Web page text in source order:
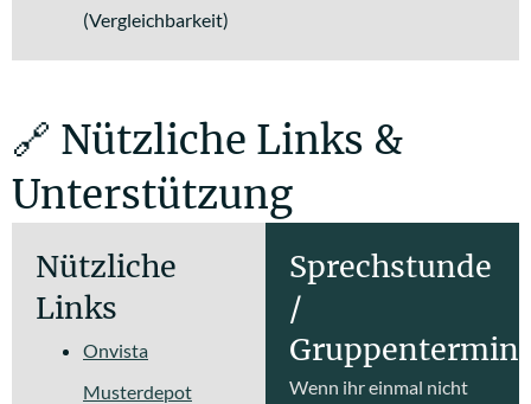
(Vergleichbarkeit)
🔗 Nützliche Links &
Unterstützung
Nützliche
Links
Onvista
Musterdepot
Sprechstunde
/
Wenn ihr einmal nicht